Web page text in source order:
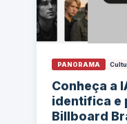
PANORAMA
Conheça a
identifica e
Billboard